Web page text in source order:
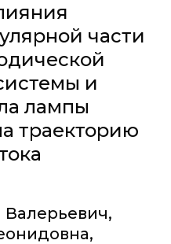
части
и
лампы
траекторию
Валерьевич,
,